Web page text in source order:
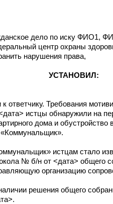
дело по иску
центр охраны
нарушения права,
УСТАНОВИЛ:
Требования
истцы обнаружили на
дома и
истцам стало
№ б/н от <дата> общего
организацию
решения общего